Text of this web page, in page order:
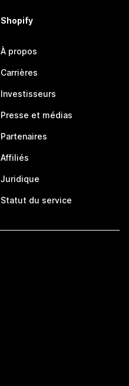
Shopify
À propos
Carrières
Investisseurs
Presse et médias
Partenaires
Affiliés
Juridique
Statut du service